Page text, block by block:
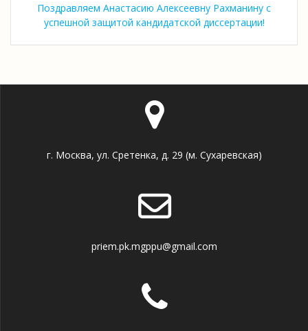
Поздравляем Анастасию Алексеевну Рахманину с
успешной защитой кандидатской диссертации!
г. Москва, ул. Сретенка, д. 29 (м. Сухаревская)
priem.pk.mgppu@gmail.com